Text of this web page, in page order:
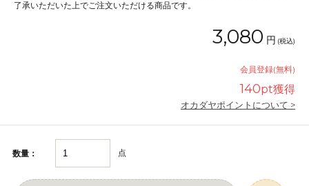
了承いただいた上でご注文いただける商品です。
3,080 円 (税込)
会員登録(無料)
140pt獲得
オカダヤポイントについて >
数量： 点